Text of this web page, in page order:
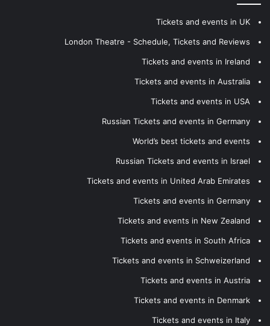
Tickets and events in UK
London Theatre - Schedule, Tickets and Reviews
Tickets and events in Ireland
Tickets and events in Australia
Tickets and events in USA
Russian Tickets and events in Germany
World’s best tickets and events
Russian Tickets and events in Israel
Tickets and events in United Arab Emirates
Tickets and events in Germany
Tickets and events in New Zealand
Tickets and events in South Africa
Tickets and events in Schweizerland
Tickets and events in Austria
Tickets and events in Denmark
Tickets and events in Italy